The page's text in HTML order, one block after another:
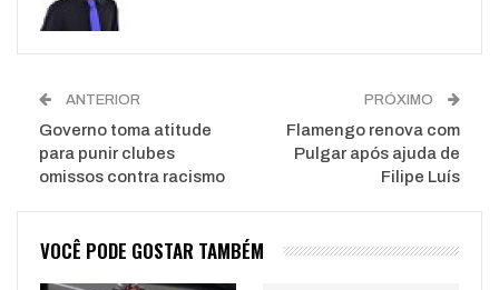
ANTERIOR
Governo toma atitude
para punir clubes
omissos contra racismo
PRÓXIMO
Flamengo renova com
Pulgar após ajuda de
Filipe Luís
VOCÊ PODE GOSTAR TAMBÉM